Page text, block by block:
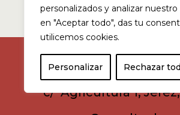
personalizados y analizar
en "Aceptar todo", das tu
utilicemos cookies.
Personalizar Rechazar
c/ Agricultura 1, Jerez,